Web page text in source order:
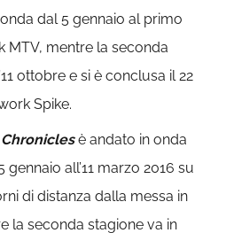
dal 5 gennaio al primo
MTV, mentre la seconda
ottobre e si è conclusa il 22
Spike.
è andato in onda
all’11 marzo 2016 su
di distanza dalla messa in
la seconda stagione va in